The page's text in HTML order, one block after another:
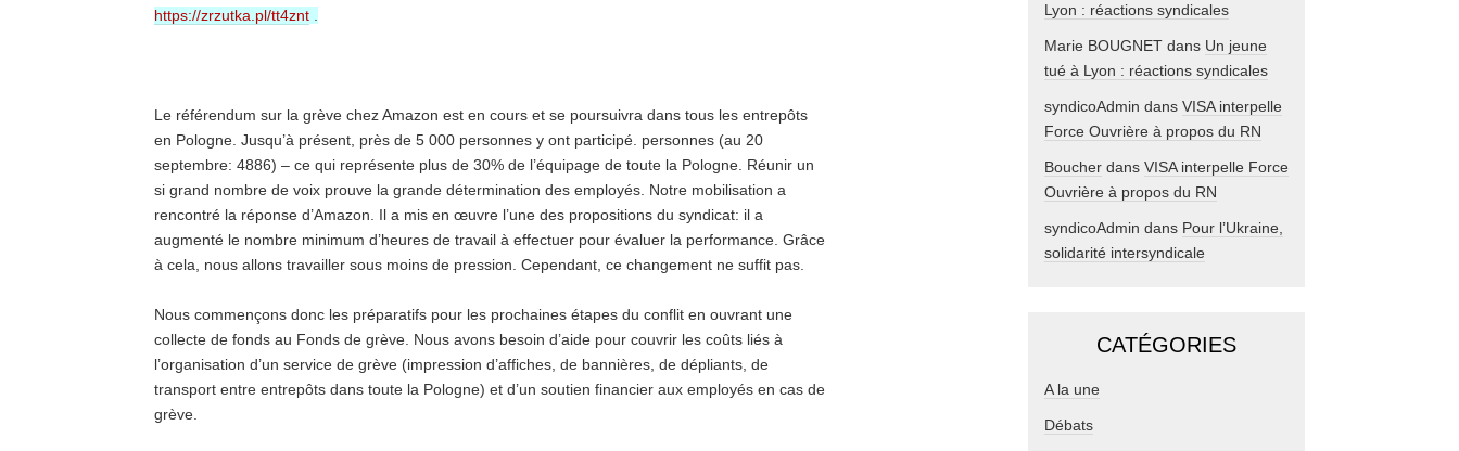
https://zrzutka.pl/tt4znt
Le référendum sur la grève chez Amazon est en cours et se poursuivra dans tous les entrepôts
en Pologne. Jusqu’à présent, près de 5 000 personnes y ont participé. personnes (au 20
septembre: 4886) – ce qui représente plus de 30% de l’équipage de toute la Pologne. Réunir un
si grand nombre de voix prouve la grande détermination des employés. Notre mobilisation a
rencontré la réponse d’Amazon.
Il a mis en œuvre l’une des propositions du syndicat: il a
augmenté le nombre minimum d’heures de travail à effectuer pour évaluer la performance. Grâce
à cela, nous allons travailler sous moins de pression. Cependant, ce changement ne suffit pas.
Nous commençons donc les préparatifs pour les prochaines étapes du conflit en ouvrant une
collecte de fonds au Fonds de grève. Nous avons besoin d’aide pour couvrir les coûts liés à
l’organisation d’un service de grève (impression d’affiches, de bannières, de dépliants, de
transport entre entrepôts dans toute la Pologne) et d’un soutien financier aux employés en cas de
grève.
Lyon : réactions syndicales
Marie BOUGNET dans Un jeune
tué à Lyon : réactions syndicales
syndicoAdmin dans VISA interpelle
Force Ouvrière à propos du RN
Boucher dans VISA interpelle Force
Ouvrière à propos du RN
syndicoAdmin dans Pour l’Ukraine,
solidarité intersyndicale
CATÉGORIES
A la une
Débats